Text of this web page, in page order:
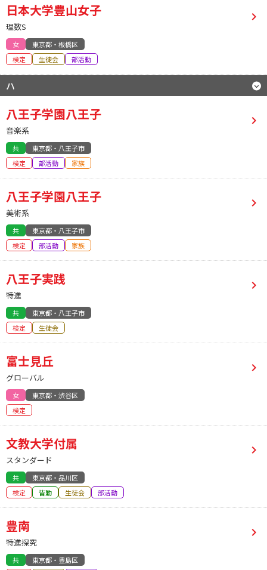
日本大学豊山女子
理数S
女
東京都・板橋区
検定
生徒会 部活動
ハ
八王子学園八王子
音楽系
共
東京都・八王子市
検定
部活動 家族
八王子学園八王子
美術系
共
東京都・八王子市
検定
部活動 家族
八王子実践
特進
共
東京都・八王子市
検定
生徒会
富士見丘
グローバル
女
東京都・渋谷区
検定
文教大学付属
スタンダード
共
東京都・品川区
検定
皆勤 生徒会 部活動
豊南
特進探究
共
東京都・豊島区